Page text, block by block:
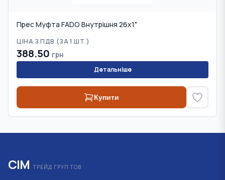
Прес Муфта FADO Внутрішня 26х1"
ЦІНА З ПДВ (ЗА 1 ШТ.)
388.50 грн
Детальніше
Купити
СІМ ТРЕЙД ГРУП ТОВ